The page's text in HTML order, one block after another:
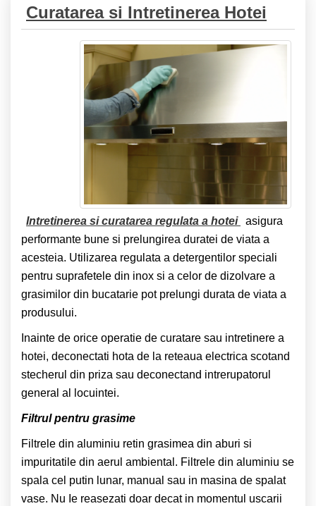
Curatarea si Intretinerea Hotei
Intretinerea si curatarea regulata a hotei
asigura
performante bune si prelungirea duratei de viata a
acesteia. Utilizarea regulata a detergentilor speciali
pentru suprafetele din inox si a celor de dizolvare a
grasimilor din bucatarie pot prelungi durata de viata a
produsului.
Inainte de orice operatie de curatare sau intretinere a
hotei, deconectati hota de la reteaua electrica scotand
stecherul din priza sau deconectand intrerupatorul
general al locuintei.
Filtrul pentru grasime
Filtrele din aluminiu retin grasimea din aburi si
impuritatile din aerul ambiental. Filtrele din aluminiu se
spala cel putin lunar, manual sau in masina de spalat
vase. Nu Ie reasezati doar decat in momentul uscarii